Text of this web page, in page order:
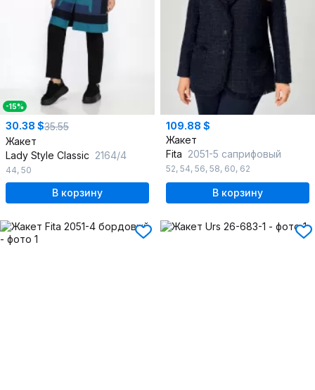
-15%
30.38 $35.55
Жакет
Lady Style Classic 2164/4
44, 50
В корзину
109.88 $
Жакет
Fita 2051-5 саприфовый
52, 54, 56, 58, 60, 62
В корзину